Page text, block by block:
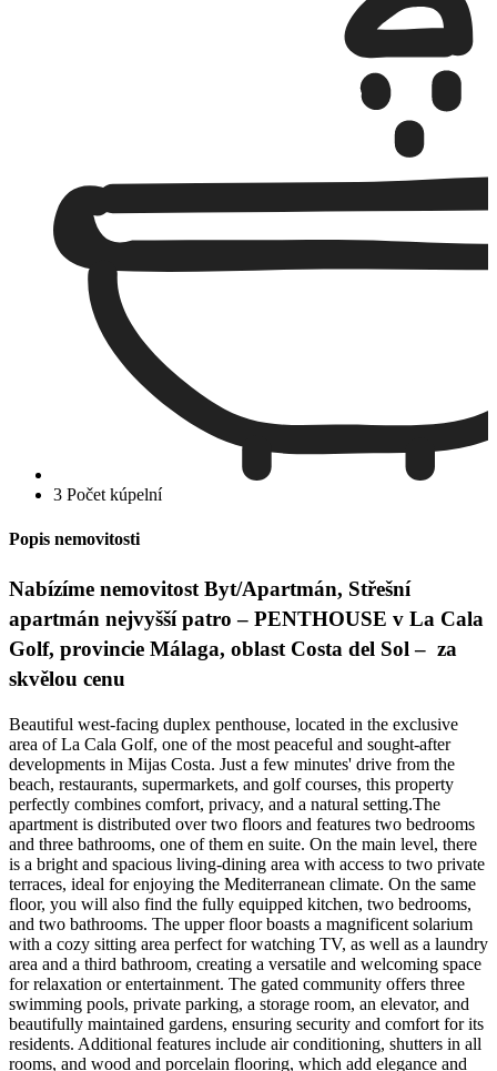
3 Počet kúpelní
Popis nemovitosti
Nabízíme nemovitost Byt/Apartmán, Střešní
apartmán nejvyšší patro – PENTHOUSE v La Cala
Golf, provincie Málaga, oblast Costa del Sol – za
skvělou cenu
Beautiful west-facing duplex penthouse, located in the exclusive
area of La Cala Golf, one of the most peaceful and sought-after
developments in Mijas Costa. Just a few minutes' drive from the
beach, restaurants, supermarkets, and golf courses, this property
perfectly combines comfort, privacy, and a natural setting.The
apartment is distributed over two floors and features two bedrooms
and three bathrooms, one of them en suite. On the main level, there
is a bright and spacious living-dining area with access to two private
terraces, ideal for enjoying the Mediterranean climate. On the same
floor, you will also find the fully equipped kitchen, two bedrooms,
and two bathrooms. The upper floor boasts a magnificent solarium
with a cozy sitting area perfect for watching TV, as well as a laundry
area and a third bathroom, creating a versatile and welcoming space
for relaxation or entertainment. The gated community offers three
swimming pools, private parking, a storage room, an elevator, and
beautifully maintained gardens, ensuring security and comfort for its
residents. Additional features include air conditioning, shutters in all
rooms, and wood and porcelain flooring, which add elegance and